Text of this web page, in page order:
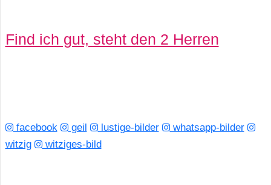
Find ich gut, steht den 2 Herren
facebook geil lustige-bilder
whatsapp-bilder
witzig
witziges-bild